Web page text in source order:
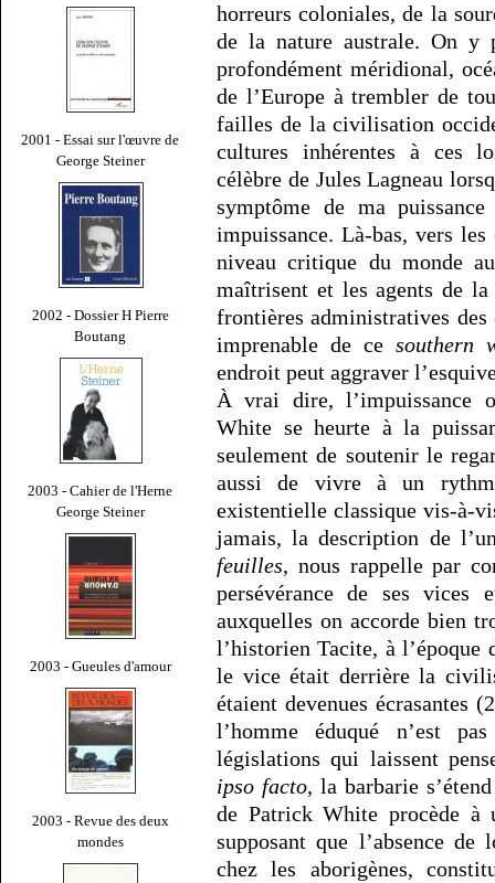
2001 - Essai sur l'œuvre de
George Steiner
2002 - Dossier H Pierre
Boutang
2003 - Cahier de l'Herne
George Steiner
2003 - Gueules d'amour
2003 - Revue des deux
mondes
horreurs coloniales, de la
de la nature australe. On y
profondément méridional,
de l’Europe à trembler de
failles de la civilisation
cultures inhérentes à ces
célèbre de Jules Lagneau
symptôme de ma
impuissance. Là-bas, vers
niveau critique du monde
maîtrisent et les agents de
frontières administratives
imprenable de ce southern
endroit peut aggraver
À vrai dire, l’impuissance
White se heurte à la
seulement de soutenir le
aussi de vivre à un
existentielle classique vis-à-
jamais, la description de
feuilles, nous rappelle par
persévérance de ses vices
auxquelles on accorde bien
l’historien Tacite, à
le vice était derrière la
étaient devenues écrasantes
l’homme éduqué n’est
législations qui laissent
ipso facto, la barbarie
de Patrick White procède à
supposant que l’absence
chez les aborigènes,